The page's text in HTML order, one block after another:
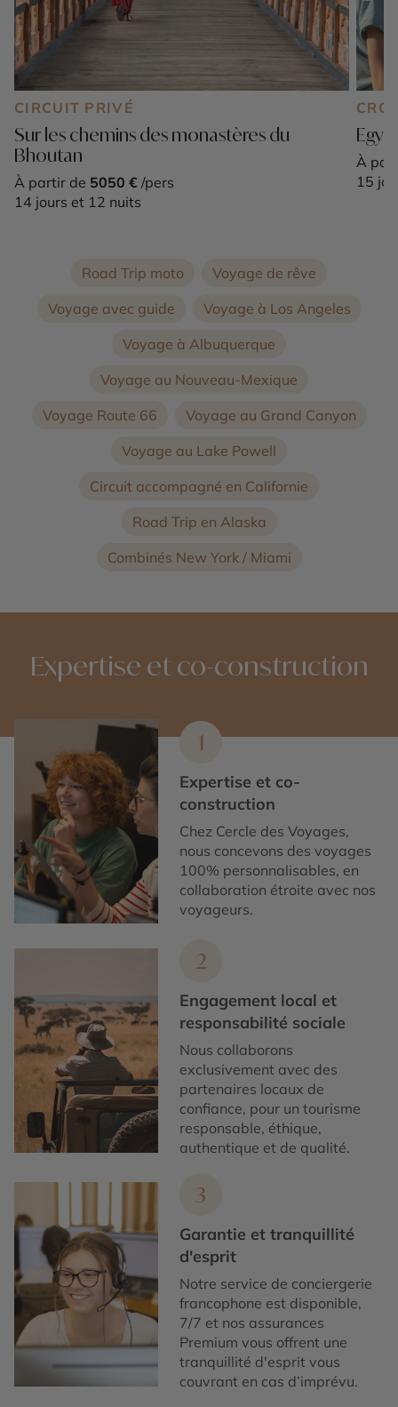
CIRCUIT PRIVÉ
Sur les chemins des monastères du
Bhoutan
À partir de 5050 € /pers
14 jours et 12 nuits
À
15
Road Trip moto
Voyage de rêve
Voyage avec guide
Voyage à Los Angeles
Voyage à Albuquerque
Voyage au Nouveau-Mexique
Voyage Route 66
Voyage au Grand Canyon
Voyage au Lake Powell
Circuit accompagné en Californie
Road Trip en Alaska
Combinés New York / Miami
Expertise et co-construction
1
Expertise et co-
construction
Chez Cercle des Voyages,
nous concevons des voyages
100% personnalisables, en
collaboration étroite avec nos
voyageurs.
2
Engagement local et
responsabilité sociale
Nous collaborons
exclusivement avec des
partenaires locaux de
confiance, pour un tourisme
responsable, éthique,
authentique et de qualité.
3
Garantie et tranquillité
d'esprit
Notre service de conciergerie
francophone est disponible,
7/7 et nos assurances
Premium vous offrent une
tranquillité d'esprit vous
couvrant en cas d’imprévu.